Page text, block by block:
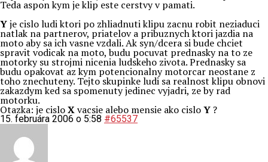
Teda aspon kym je klip este cerstvy v pamati.
Yje cislo ludi ktori po zhliadnuti klipu zacnu robit neziaduci
natlak na partnerov, priatelov a pribuznych ktori jazdia na
moto aby sa ich vasne vzdali. Ak syn/dcera si bude chciet
spravit vodicak na moto, budu pocuvat prednasky na to ze
motorky su strojmi nicenia ludskeho zivota. Prednasky sa
budu opakovat az kym potencionalny motorcar neostane z
toho znechuteny. Tejto skupinke ludi sa realnost klipu obnovi
zakazdym ked sa spomenuty jedinec vyjadri, ze by rad
motorku.
Otazka: je cisloXvacsie alebo mensie ako cisloY ?
15. februára 2006 o 5:58 #65537